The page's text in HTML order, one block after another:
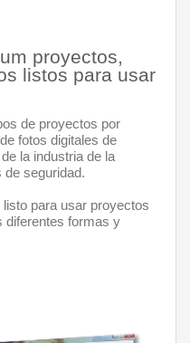
proyectos,
listos para usar
de proyectos por
fotos digitales de
la industria de la
de seguridad.
para usar proyectos
diferentes formas y